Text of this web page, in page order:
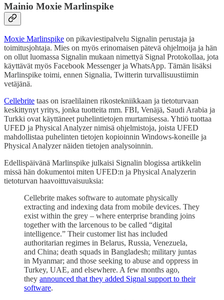
Mainio Moxie Marlinspike
Moxie Marlinspike on pikaviestipalvelu Signalin perustaja ja
toimitusjohtaja. Mies on myös erinomaisen pätevä ohjelmoija ja hän
on ollut luomassa Signalin mukaan nimettyä Signal Protokollaa, jota
käyttävät myös Facebook Messenger ja WhatsApp. Tämän lisäksi
Marlinspike toimi, ennen Signalia, Twitterin turvallisuustiimin
vetäjänä.
Cellebrite taas on israelilainen rikostekniikkaan ja tietoturvaan
keskittynyt yritys, jonka tuotteita mm. FBI, Venäjä, Saudi Arabia ja
Turkki ovat käyttäneet puhelintietojen murtamisessa. Yhtiö tuottaa
UFED ja Physical Analyzer nimisä ohjelmistoja, joista UFED
mahdollistaa puhelinten tietojen kopioinnin Windows-koneille ja
Physical Analyzer näiden tietojen analysoinnin.
Edellispäivänä Marlinspike julkaisi Signalin blogissa artikkelin
missä hän dokumentoi miten UFED:n ja Physical Analyzerin
tietoturvan haavoittuvaisuuksia:
Cellebrite makes software to automate physically
extracting and indexing data from mobile devices. They
exist within the grey – where enterprise branding joins
together with the larcenous to be called “digital
intelligence.” Their customer list has included
authoritarian regimes in Belarus, Russia, Venezuela,
and China; death squads in Bangladesh; military juntas
in Myanmar; and those seeking to abuse and oppress in
Turkey, UAE, and elsewhere. A few months ago,
they announced that they added Signal support to their
software.